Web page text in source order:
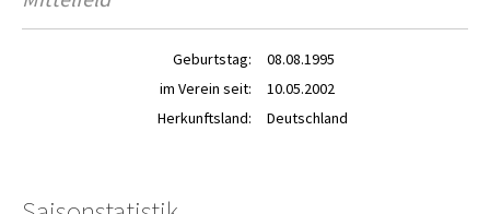
Geburtstag:
08.08.1995
im Verein seit:
10.05.2002
Herkunftsland:
Deutschland